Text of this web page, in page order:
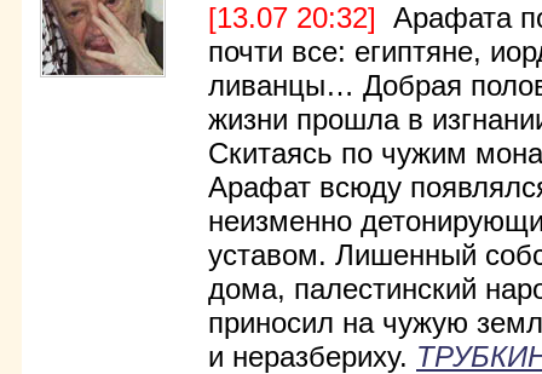
[13.07 20:32] Арафата
почти все: египтяне,
ливанцы… Добрая
жизни прошла в
Скитаясь по чужим
Арафат всюду
неизменно
уставом. Лишенный
дома, палестинский
приносил на чужую
и неразбериху.